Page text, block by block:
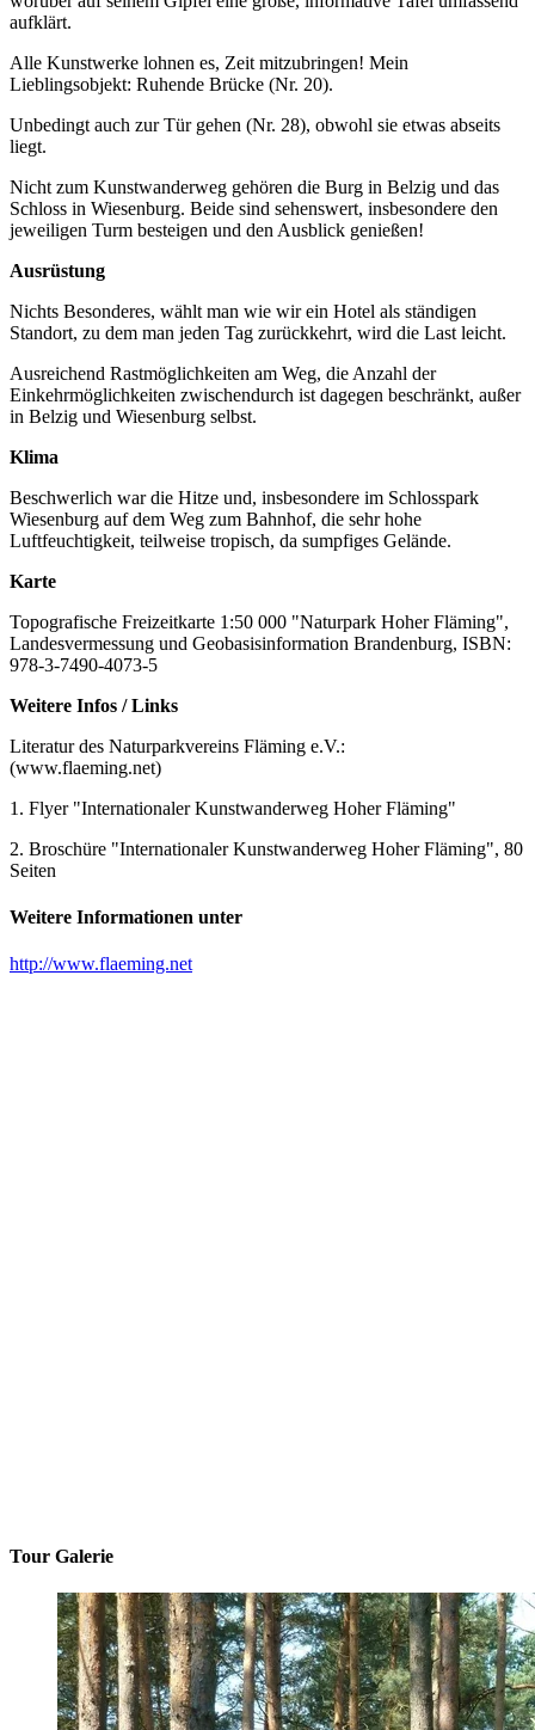
aufklärt.
Alle Kunstwerke lohnen es, Zeit mitzubringen! Mein
Lieblingsobjekt: Ruhende Brücke (Nr. 20).
Unbedingt auch zur Tür gehen (Nr. 28), obwohl sie etwas abseits
liegt.
Nicht zum Kunstwanderweg gehören die Burg in Belzig und das
Schloss in Wiesenburg. Beide sind sehenswert, insbesondere den
jeweiligen Turm besteigen und den Ausblick genießen!
Ausrüstung
Nichts Besonderes, wählt man wie wir ein Hotel als ständigen
Standort, zu dem man jeden Tag zurückkehrt, wird die Last leicht.
Ausreichend Rastmöglichkeiten am Weg, die Anzahl der
Einkehrmöglichkeiten zwischendurch ist dagegen beschränkt, außer
in Belzig und Wiesenburg selbst.
Klima
Beschwerlich war die Hitze und, insbesondere im Schlosspark
Wiesenburg auf dem Weg zum Bahnhof, die sehr hohe
Luftfeuchtigkeit, teilweise tropisch, da sumpfiges Gelände.
Karte
Topografische Freizeitkarte 1:50 000 "Naturpark Hoher Fläming",
Landesvermessung und Geobasisinformation Brandenburg, ISBN:
978-3-7490-4073-5
Weitere Infos / Links
Literatur des Naturparkvereins Fläming e.V.:
(www.flaeming.net)
1. Flyer "Internationaler Kunstwanderweg Hoher Fläming"
2. Broschüre "Internationaler Kunstwanderweg Hoher Fläming", 80
Seiten
Weitere Informationen unter
http://www.flaeming.net
Tour Galerie